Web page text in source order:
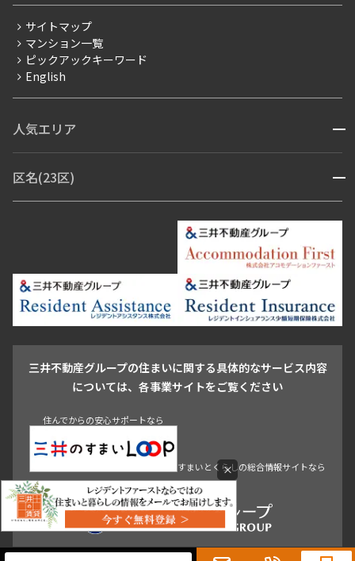
0120-321-719
賃料改定
フリーレント
ペット可
ブランドマンション
サイトマップ
マンション一覧
ピックアックキーワード
English
人気エリア 開閉
青山・表参道・原宿
市ヶ谷・神楽坂・飯田橋
三田・芝・浜松町
月島・勝どき・豊洲
本郷・春日・小石川
新宿・代々木
目白・高田馬場・早稲田
池尻大橋・三軒茶屋
祐天寺・学芸大学・自由が丘
駒沢・用賀・二子玉川
成城・砧
池袋・板橋・王子
青山 渋谷 東京・大手町 新宿 品川
目黒・中目黒
区名(23区) 開閉
江東区 台東区 墨田区
中野区
練馬区 荒川区
足立区
葛飾区
江戸川区
三井不動産グループの住まいに関する具体的なサービス内容
については、各事業サイトをご覧ください
住んでからの安心サポートなら
×